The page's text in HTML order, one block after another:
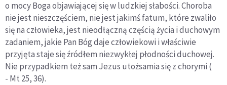
o mocy Boga objawiającej się w ludzkiej słabości. Choroba
nie jest nieszczęściem, nie jest jakimś fatum, które zwaliło
się na człowieka, jest nieodłączną częścią życia i duchowym
zadaniem, jakie Pan Bóg daje człowiekowi i właściwie
przyjęta staje się źródłem niezwykłej płodności duchowej.
Nie przypadkiem też sam Jezus utożsamia się z chorymi (
- Mt 25, 36).